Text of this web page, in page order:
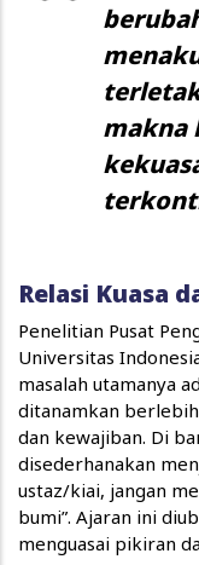
makna
Relasi Kuasa
Penelitian Pusat
Universitas
masalah utamanya
ditanamkan
dan kewajiban. Di
disederhanakan
ustaz/kiai, jangan
bumi”. Ajaran ini
menguasai pikiran